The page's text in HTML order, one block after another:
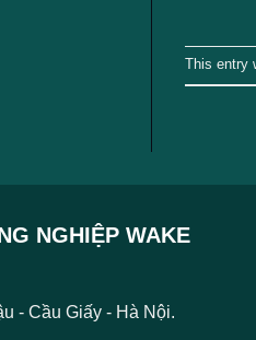
This entry
NGHIỆP WAKE
- Cầu Giấy - Hà Nội.